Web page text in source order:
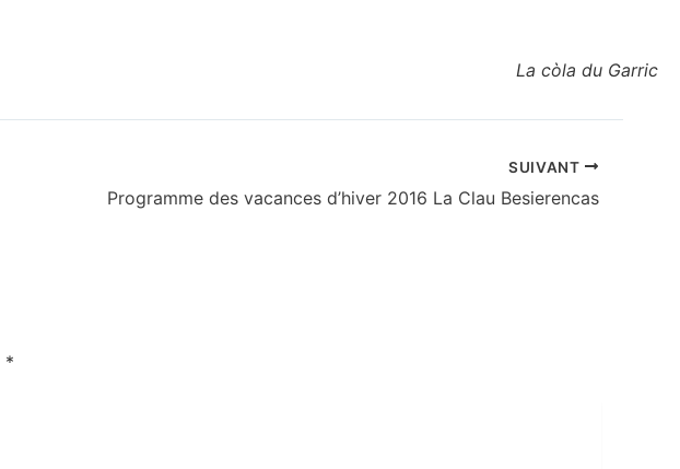
La còla du Garric
SUIVANT
Programme des vacances d’hiver 2016‏ La Clau Besierencas
*